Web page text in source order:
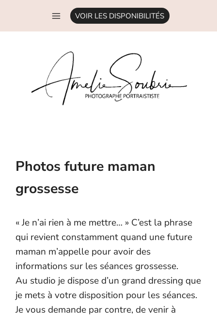
contenu
VOIR LES DISPONIBILITÉS
Photos future maman
grossesse
« Je n’ai rien à me mettre… » C’est la phrase
qui revient constamment quand une future
maman m’appelle pour avoir des
informations sur les séances grossesse.
Au studio je dispose d’un grand dressing que
je mets à votre disposition pour les séances.
Je vous demande par contre, de venir à